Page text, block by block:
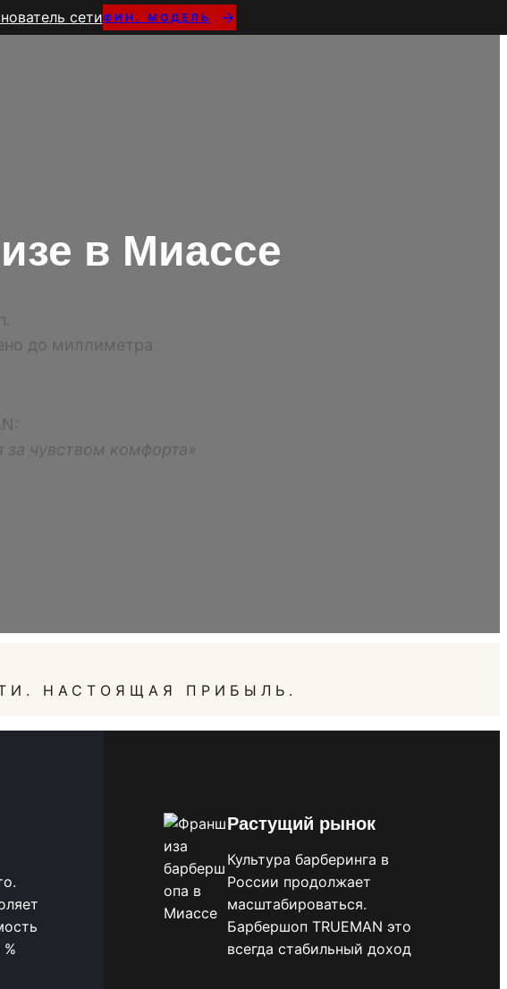
сетиФИН. МОДЕЛЬ
в Миассе
до миллиметра
чувством комфорта»
НАСТОЯЩАЯ ПРИБЫЛЬ.
Растущий рынок
Культура барберинга в
России продолжает
масштабироваться.
Барбершоп TRUEMAN это
всегда стабильный доход